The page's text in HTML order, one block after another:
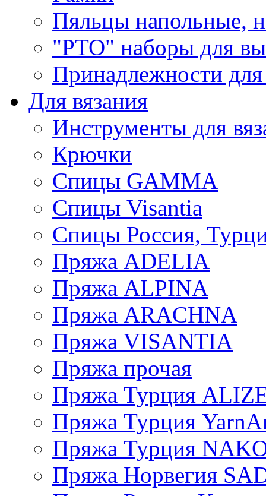
Пяльцы напольные,
"РТО" наборы для
Принадлежности
Для вязания
Инструменты для
Крючки
Спицы GAMMA
Спицы Visantia
Спицы Россия,
Пряжа ADELIA
Пряжа ALPINA
Пряжа ARACHNA
Пряжа VISANTIA
Пряжа прочая
Пряжа Турция
Пряжа Турция
Пряжа Турция
Пряжа Норвегия